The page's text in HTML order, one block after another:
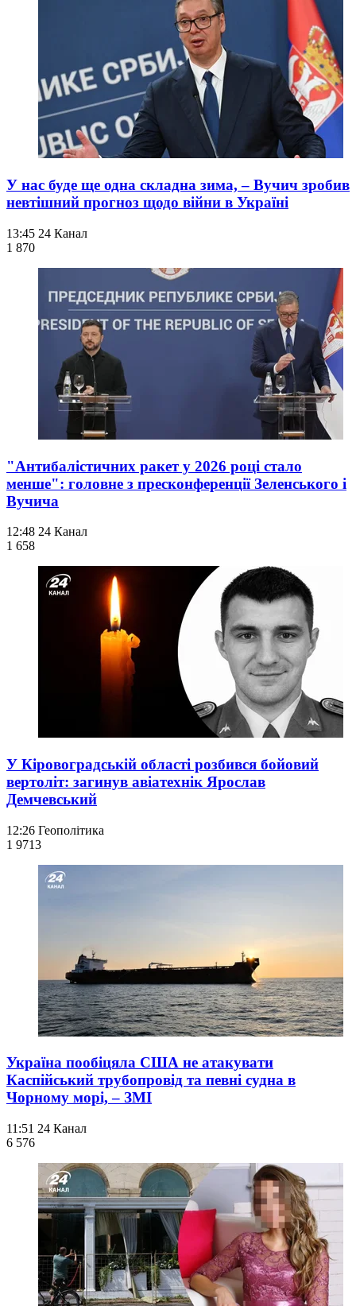
У нас буде ще одна складна зима, – Вучич зробив
невтішний прогноз щодо війни в Україні
13:45 24 Канал
1 870
"Антибалістичних ракет у 2026 році стало
менше": головне з пресконференції Зеленського і
Вучича
12:48 24 Канал
1 658
У Кіровоградській області розбився бойовий
вертоліт: загинув авіатехнік Ярослав
Демчевський
12:26 Геополітика
1 9713
Україна пообіцяла США не атакувати
Каспійський трубопровід та певні судна в
Чорному морі, – ЗМІ
11:51 24 Канал
6 576